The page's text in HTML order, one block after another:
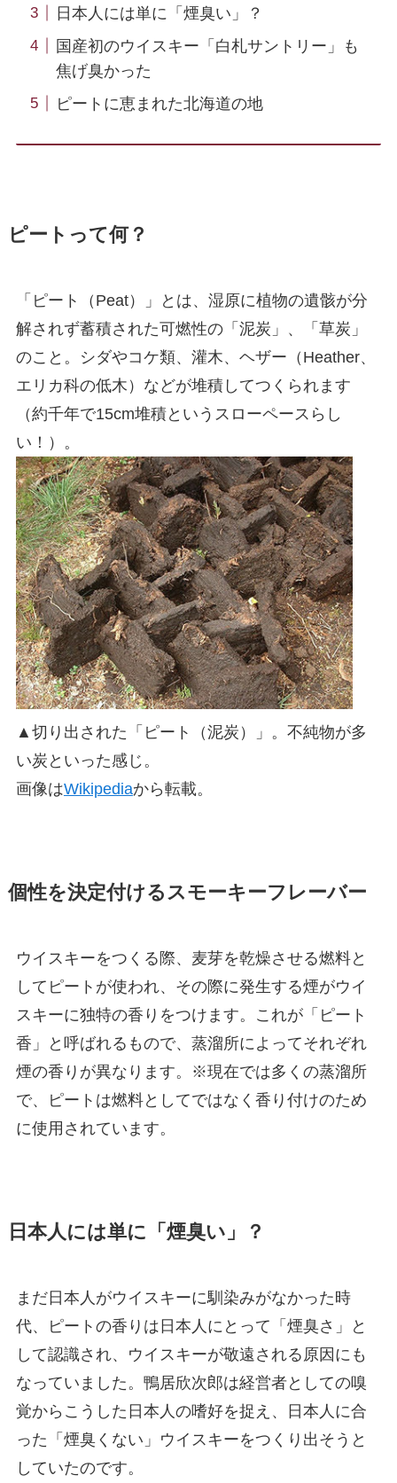
日本人には単に「煙臭い」？
国産初のウイスキー「白札サントリー」も
焦げ臭かった
ピートに恵まれた北海道の地
ピートって何？
「ピート（Peat）」とは、湿原に植物の遺骸が分
解されず蓄積された可燃性の「泥炭」、「草炭」
のこと。シダやコケ類、灌木、ヘザー（Heather、
エリカ科の低木）などが堆積してつくられます
（約千年で15cm堆積というスローペースらし
い！）。
▲切り出された「ピート（泥炭）」。不純物が多
い炭といった感じ。
画像はWikipediaから転載。
個性を決定付けるスモーキーフレーバー
ウイスキーをつくる際、麦芽を乾燥させる燃料と
してピートが使われ、その際に発生する煙がウイ
スキーに独特の香りをつけます。これが「ピート
香」と呼ばれるもので、蒸溜所によってそれぞれ
煙の香りが異なります。※現在では多くの蒸溜所
で、ピートは燃料としてではなく香り付けのため
に使用されています。
日本人には単に「煙臭い」？
まだ日本人がウイスキーに馴染みがなかった時
代、ピートの香りは日本人にとって「煙臭さ」と
して認識され、ウイスキーが敬遠される原因にも
なっていました。鴨居欣次郎は経営者としての嗅
覚からこうした日本人の嗜好を捉え、日本人に合
った「煙臭くない」ウイスキーをつくり出そうと
していたのです。